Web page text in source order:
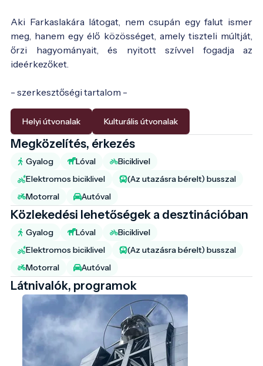
Aki Farkaslakára látogat, nem csupán egy falut ismer
meg, hanem egy élő közösséget, amely tiszteli múltját,
őrzi hagyományait, és nyitott szívvel fogadja az
ideérkezőket.
- szerkesztőségi tartalom -
Helyi útvonalak Kulturális útvonalak
Megközelítés, érkezés
Gyalog Lóval
Biciklivel
Elektromos biciklivel
(Az utazásra bérelt) busszal
Motorral
Autóval
Közlekedési lehetőségek a desztinációban
Gyalog Lóval
Biciklivel
Elektromos biciklivel
(Az utazásra bérelt) busszal
Motorral
Autóval
Látnivalók, programok